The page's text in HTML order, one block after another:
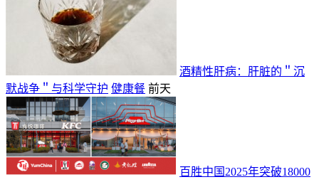
酒精性肝病：肝脏的＂沉
默战争＂与科学守护 健康餐 前天
百胜中国2025年突破18000